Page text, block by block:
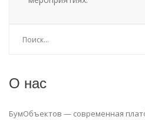
О нас
БумОбъектов — современная